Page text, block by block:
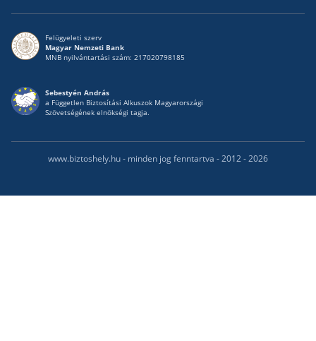
Felügyeleti szerv
Magyar Nemzeti Bank
MNB nyilvántartási szám: 217020798185
Sebestyén András
a Független Biztosítási Alkuszok Magyarországi
Szövetségének elnökségi tagja.
www.biztoshely.hu - minden jog fenntartva - 2012 - 2026